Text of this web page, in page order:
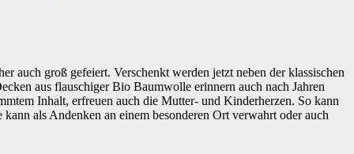
auch groß gefeiert. Verschenkt werden jetzt neben der klassischen
aus flauschiger Bio Baumwolle erinnern auch nach Jahren
Inhalt, erfreuen auch die Mutter- und Kinderherzen. So kann
als Andenken an einem besonderen Ort verwahrt oder auch